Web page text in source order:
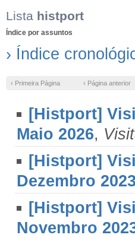
Lista histport
Índice por assuntos
› Índice
‹ Primeira Página ‹ Página anterior
[Histport]
Maio 2026,
[Histport]
Dezembro 2023
[Histport]
Novembro